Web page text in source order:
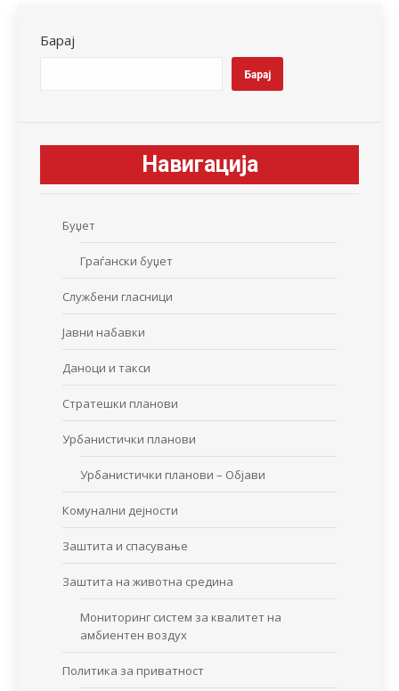
Барај
Барај
Навигација
Буџет
Граѓански буџет
Службени гласници
Јавни набавки
Даноци и такси
Стратешки планови
Урбанистички планови
Урбанистички планови – Објави
Комунални дејности
Заштита и спасување
Заштита на животна средина
Мониторинг систем за квалитет на
амбиентен воздух
Политика за приватност